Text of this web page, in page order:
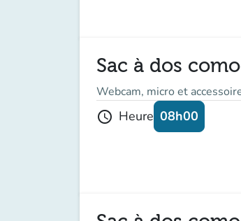
Sac à dos
Webcam, micro et
schedule Heure 08h00